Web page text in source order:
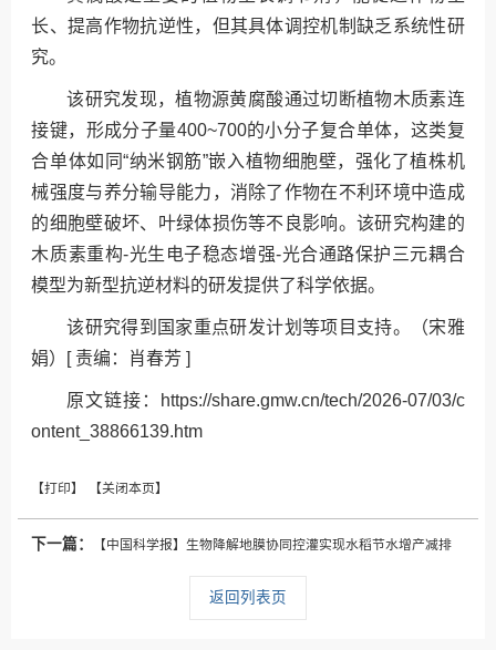
长、提高作物抗逆性，但其具体调控机制缺乏系统性研
究。
该研究发现，植物源黄腐酸通过切断植物木质素连
接键，形成分子量400~700的小分子复合单体，这类复
合单体如同“纳米钢筋”嵌入植物细胞壁，强化了植株机
械强度与养分输导能力，消除了作物在不利环境中造成
的细胞壁破坏、叶绿体损伤等不良影响。该研究构建的
木质素重构-光生电子稳态增强-光合通路保护三元耦合
模型为新型抗逆材料的研发提供了科学依据。
该研究得到国家重点研发计划等项目支持。（宋雅
娟）[ 责编：肖春芳 ]
原文链接：https://share.gmw.cn/tech/2026-07/03/c
ontent_38866139.htm
下一篇： 【中国科学报】生物降解地膜协同控灌实现水稻节水增产减排
返回列表页